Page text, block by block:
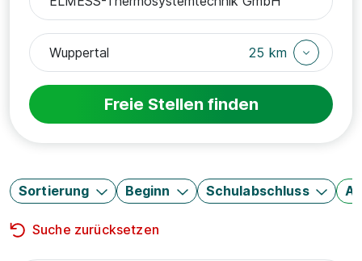
25 km
Freie Stellen finden
Sortierung Beginn Schulabschluss
Suche zurücksetzen